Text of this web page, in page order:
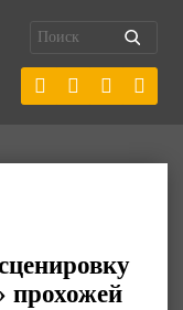
прохожей